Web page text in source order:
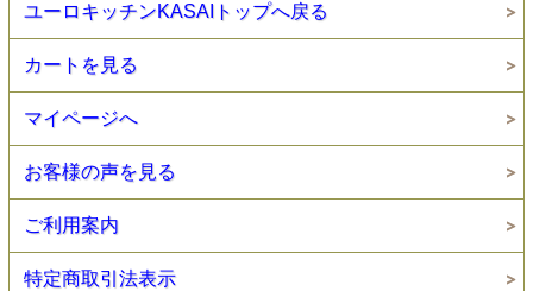
ユーロキッチンKASAIトップへ戻る
カートを見る
マイページへ
お客様の声を見る
ご利用案内
特定商取引法表示